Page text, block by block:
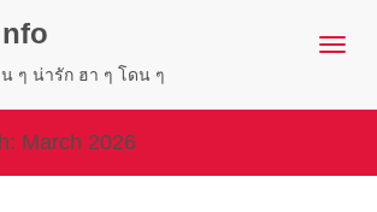
ๆ น่ารัก ฮา ๆ โดน ๆ
March 2026